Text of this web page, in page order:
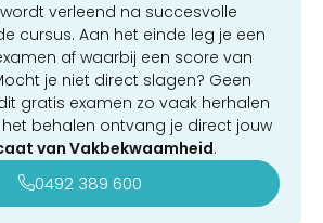
verleend na succesvolle
cursus. Aan het einde leg je een
af waarbij een score van
je niet direct slagen? Geen
gratis examen zo vaak herhalen
het behalen ontvang je direct jouw
van Vakbekwaamheid.
0492 389 600